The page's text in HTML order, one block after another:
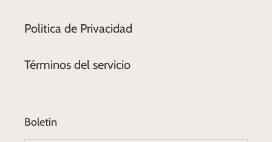
Politica de Privacidad
Términos del servicio
Boletín